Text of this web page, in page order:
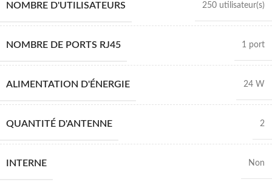
NOMBRE D'UTILISATEURS 250 utilisateur(s)
NOMBRE DE PORTS RJ45 1 port
ALIMENTATION D'ÉNERGIE 24 W
QUANTITÉ D'ANTENNE 2
INTERNE Non